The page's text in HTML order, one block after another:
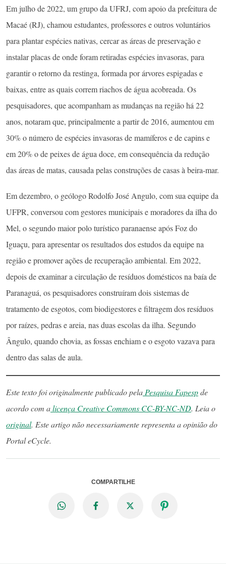
Em julho de 2022, um grupo da UFRJ, com apoio da prefeitura de
Macaé (RJ), chamou estudantes, professores e outros voluntários
para plantar espécies nativas, cercar as áreas de preservação e
instalar placas de onde foram retiradas espécies invasoras, para
garantir o retorno da restinga, formada por árvores espigadas e
baixas, entre as quais correm riachos de água acobreada. Os
pesquisadores, que acompanham as mudanças na região há 22
anos, notaram que, principalmente a partir de 2016, aumentou em
30% o número de espécies invasoras de mamíferos e de capins e
em 20% o de peixes de água doce, em consequência da redução
das áreas de matas, causada pelas construções de casas à beira-mar.
Em dezembro, o geólogo Rodolfo José Angulo, com sua equipe da
UFPR, conversou com gestores municipais e moradores da ilha do
Mel, o segundo maior polo turístico paranaense após Foz do
Iguaçu, para apresentar os resultados dos estudos da equipe na
região e promover ações de recuperação ambiental. Em 2022,
depois de examinar a circulação de resíduos domésticos na baía de
Paranaguá, os pesquisadores construíram dois sistemas de
tratamento de esgotos, com biodigestores e filtragem dos resíduos
por raízes, pedras e areia, nas duas escolas da ilha. Segundo
Ângulo, quando chovia, as fossas enchiam e o esgoto vazava para
dentro das salas de aula.
Este texto foi originalmente publicado pelaPesquisa Fapespde
acordo com alicença Creative Commons CC-BY-NC-ND. Leia o
original. Este artigo não necessariamente representa a opinião do
Portal eCycle.
COMPARTILHE